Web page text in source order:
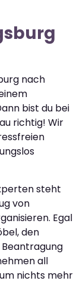
nach
bist du bei
richtig! Wir
steht
von
Egal
den
all
nichts mehr